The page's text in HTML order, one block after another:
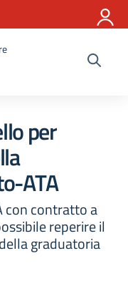
per
ATA
con contratto a
reperire il
graduatoria